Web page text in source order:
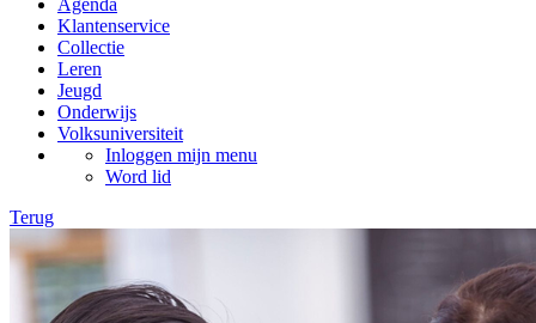
Agenda
Klantenservice
Collectie
Leren
Jeugd
Onderwijs
Volksuniversiteit
Inloggen mijn menu
Word lid
Terug